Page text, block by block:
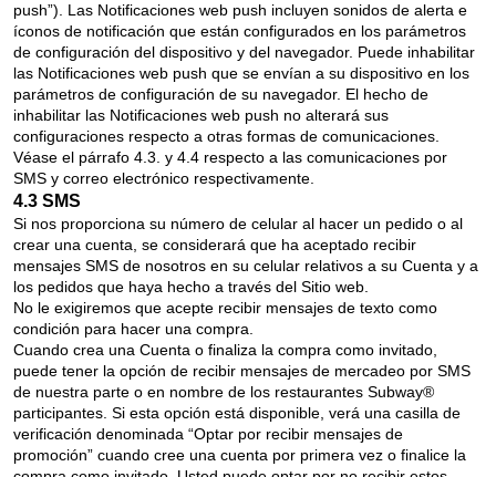
push”). Las Notificaciones web push incluyen sonidos de alerta e
íconos de notificación que están configurados en los parámetros
de configuración del dispositivo y del navegador. Puede inhabilitar
las Notificaciones web push que se envían a su dispositivo en los
parámetros de configuración de su navegador. El hecho de
inhabilitar las Notificaciones web push no alterará sus
configuraciones respecto a otras formas de comunicaciones.
Véase el párrafo 4.3. y 4.4 respecto a las comunicaciones por
SMS y correo electrónico respectivamente.
4.3 SMS
Si nos proporciona su número de celular al hacer un pedido o al
crear una cuenta, se considerará que ha aceptado recibir
mensajes SMS de nosotros en su celular relativos a su Cuenta y a
los pedidos que haya hecho a través del Sitio web.
No le exigiremos que acepte recibir mensajes de texto como
condición para hacer una compra.
Cuando crea una Cuenta o finaliza la compra como invitado,
puede tener la opción de recibir mensajes de mercadeo por SMS
de nuestra parte o en nombre de los restaurantes Subway®
participantes. Si esta opción está disponible, verá una casilla de
verificación denominada “Optar por recibir mensajes de
promoción” cuando cree una cuenta por primera vez o finalice la